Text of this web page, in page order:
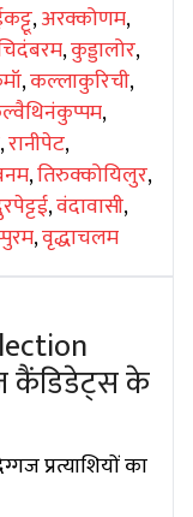
,अरक्कोणम,
,कुड्डालोर,
,कल्लाकुरिची,
,
,रानीपेट,
,तिरुक्कोयिलुर,
,वंदावासी,
,वृद्धाचलम
कैंडिडेट्स के
प्रत्याशियों का